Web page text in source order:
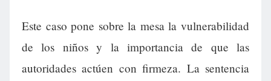
Este caso pone sobre la mesa la vulnerabilidad
de los niños y la importancia de que las
autoridades actúen con firmeza. La sentencia